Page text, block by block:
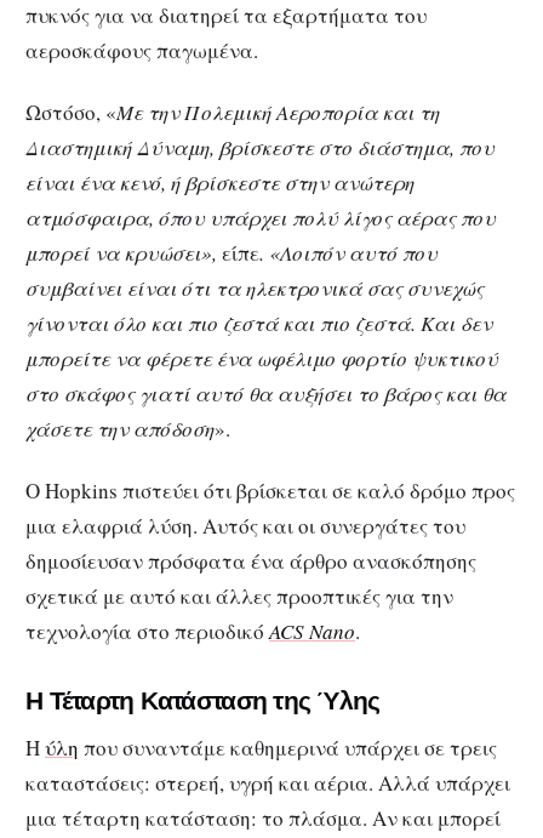
πυκνός για να διατηρεί τα εξαρτήματα του
αεροσκάφους παγωμένα.
Ωστόσο, «Με την Πολεμική Αεροπορία και τη
Διαστημική Δύναμη, βρίσκεστε στο διάστημα, που
είναι ένα κενό, ή βρίσκεστε στην ανώτερη
ατμόσφαιρα, όπου υπάρχει πολύ λίγος αέρας που
μπορεί να κρυώσει», είπε. «Λοιπόν αυτό που
συμβαίνει είναι ότι τα ηλεκτρονικά σας συνεχώς
γίνονται όλο και πιο ζεστά και πιο ζεστά. Και δεν
μπορείτε να φέρετε ένα ωφέλιμο φορτίο ψυκτικού
στο σκάφος γιατί αυτό θα αυξήσει το βάρος και θα
χάσετε την απόδοση».
Ο Hopkins πιστεύει ότι βρίσκεται σε καλό δρόμο προς
μια ελαφριά λύση. Αυτός και οι συνεργάτες του
δημοσίευσαν πρόσφατα ένα άρθρο ανασκόπησης
σχετικά με αυτό και άλλες προοπτικές για την
τεχνολογία στο περιοδικό ACS Nano.
Η Τέταρτη Κατάσταση της Ύλης
Ηύλη που συναντάμε καθημερινά υπάρχει σε τρεις
καταστάσεις: στερεή, υγρή και αέρια. Αλλά υπάρχει
μια τέταρτη κατάσταση: το πλάσμα. Αν και μπορεί